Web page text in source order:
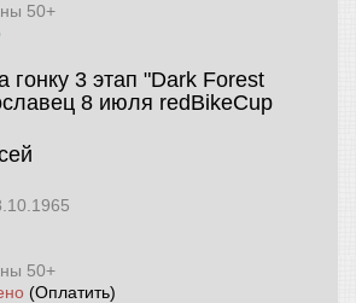
50+
гонку 3 этап "Dark Forest
8 июля redBikeCup
50+
(Оплатить)